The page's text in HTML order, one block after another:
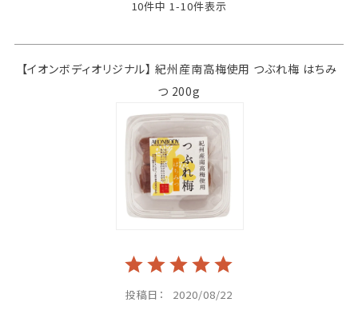
10件中 1 -10件表示
【イオンボディオリジナル】 紀州産南高梅使用 つぶれ梅 はちみ
つ 200g
投稿日 2020/08/22